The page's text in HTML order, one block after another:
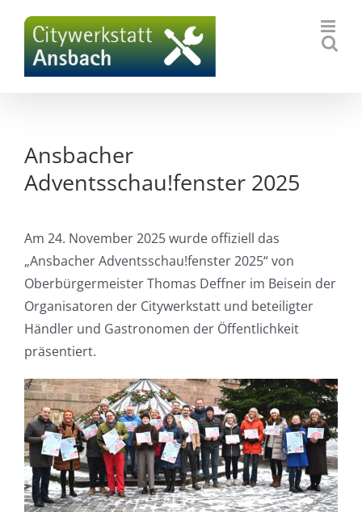
Inhalt
springen
Ansbacher
Adventsschau!fenster 2025
Am 24. November 2025 wurde offiziell das
„Ansbacher Adventsschau!fenster 2025“ von
Oberbürgermeister Thomas Deffner im Beisein der
Organisatoren der Citywerkstatt und beteiligter
Händler und Gastronomen der Öffentlichkeit
präsentiert.